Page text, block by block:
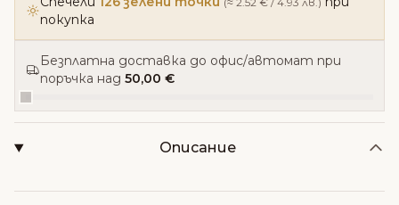
покупка
Безплатна доставка до офис/автомат при
поръчка над 50,00 €
Описание